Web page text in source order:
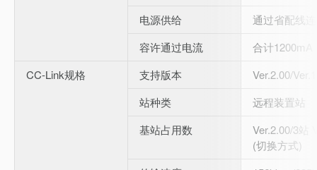
电源供给
通过省配线
容许通过电流
合计1200mA
CC-Link规格
支持版本
Ver.2.00/
站种类
远程装置站
基站占用数
Ver.2.00/3站
(切换方式)